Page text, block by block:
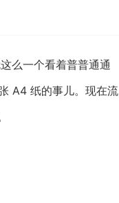
么一个看着普普通通
A4 纸的事儿。现在流